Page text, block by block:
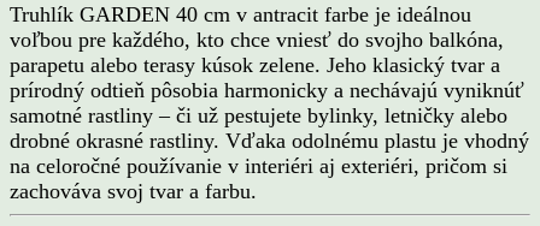
Truhlík GARDEN 40 cm v antracit farbe je ideálnou
voľbou pre každého, kto chce vniesť do svojho balkóna,
parapetu alebo terasy kúsok zelene. Jeho klasický tvar a
prírodný odtieň pôsobia harmonicky a nechávajú vyniknúť
samotné rastliny – či už pestujete bylinky, letničky alebo
drobné okrasné rastliny. Vďaka odolnému plastu je vhodný
na celoročné používanie v interiéri aj exteriéri, pričom si
zachováva svoj tvar a farbu.